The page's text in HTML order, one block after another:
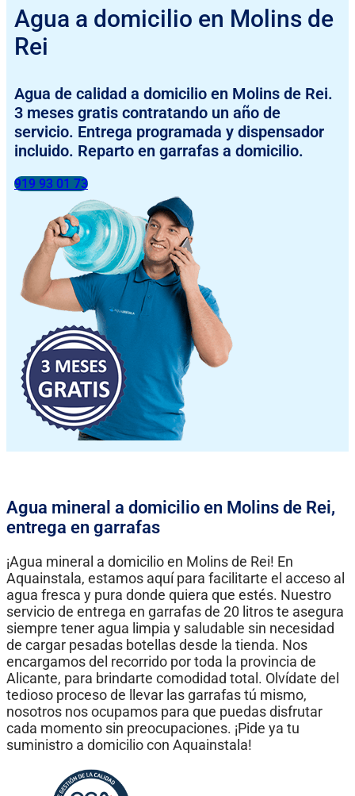
Agua a domicilio en Molins de
Rei
Agua de calidad a domicilio en Molins de Rei.
3 meses gratis contratando un año de
servicio. Entrega programada y dispensador
incluido. Reparto en garrafas a domicilio.
919 93 01 73
Agua mineral a domicilio en Molins de Rei,
entrega en garrafas
¡Agua mineral a domicilio en Molins de Rei! En
Aquainstala, estamos aquí para facilitarte el acceso al
agua fresca y pura donde quiera que estés. Nuestro
servicio de entrega en garrafas de 20 litros te asegura
siempre tener agua limpia y saludable sin necesidad
de cargar pesadas botellas desde la tienda. Nos
encargamos del recorrido por toda la provincia de
Alicante, para brindarte comodidad total. Olvídate del
tedioso proceso de llevar las garrafas tú mismo,
nosotros nos ocupamos para que puedas disfrutar
cada momento sin preocupaciones. ¡Pide ya tu
suministro a domicilio con Aquainstala!